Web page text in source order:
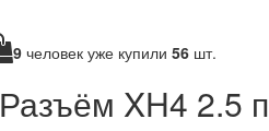
9человек уже купили 56шт.
Разъём XH4 2.5